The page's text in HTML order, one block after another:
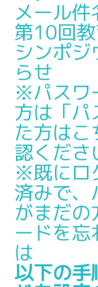
メール件
第10回
シンポ
らせ
※パスワ
方は「パ
た方は
認くださ
※既にロ
済みで、
がまだの
ードを
は
以下の手